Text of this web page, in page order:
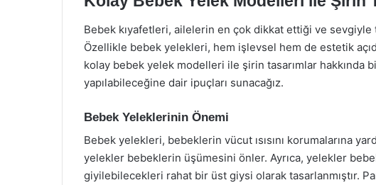
Bebek kıyafetleri, ailelerin en çok dikkat ettiği ve sevgiyle
Özellikle bebek yelekleri, hem işlevsel hem de estetik
kolay bebek yelek modelleri ile şirin tasarımlar hakkında
yapılabileceğine dair ipuçları sunacağız.
Bebek Yeleklerinin Önemi
Bebek yelekleri, bebeklerin vücut ısısını korumalarına
yelekler bebeklerin üşümesini önler. Ayrıca, yelekler
giyilebilecekleri rahat bir üst giysi olarak tasarlanmıştır.